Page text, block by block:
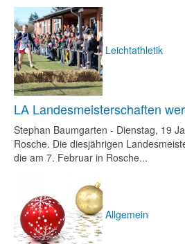
Leichtathletik
LA Landesmeisterschaften
Stephan Baumgarten - Dienstag, 19
Rosche. Die diesjährigen
die am 7. Februar in Rosche...
Allgemein